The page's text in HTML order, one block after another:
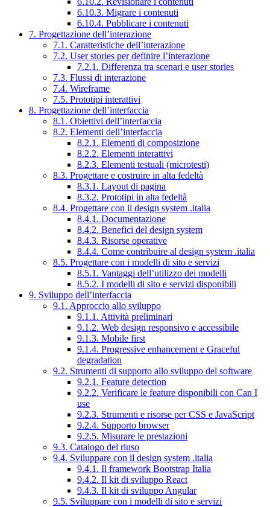
6.10.3. Migrare i contenuti
6.10.4. Pubblicare i contenuti
7. Progettazione dell’interazione
7.1. Caratteristiche dell’interazione
7.2. User stories per definire l’interazione
7.2.1. Differenza tra scenari e user stories
7.3. Flussi di interazione
7.4. Wireframe
7.5. Prototipi interattivi
8. Progettazione dell’interfaccia
8.1. Obiettivi dell’interfaccia
8.2. Elementi dell’interfaccia
8.2.1. Elementi di composizione
8.2.2. Elementi interattivi
8.2.3. Elementi testuali (microtesti)
8.3. Progettare e costruire in alta fedeltà
8.3.1. Layout di pagina
8.3.2. Prototipi in alta fedeltà
8.4. Progettare con il design system .italia
8.4.1. Documentazione
8.4.2. Benefici del design system
8.4.3. Risorse operative
8.4.4. Come contribuire al design system .italia
8.5. Progettare con i modelli di sito e servizi
8.5.1. Vantaggi dell’utilizzo dei modelli
8.5.2. I modelli di sito e servizi disponibili
9. Sviluppo dell’interfaccia
9.1. Approccio allo sviluppo
9.1.1. Attività preliminari
9.1.2. Web design responsivo e accessibile
9.1.3. Mobile first
9.1.4. Progressive enhancement e Graceful
degradation
9.2. Strumenti di supporto allo sviluppo del software
9.2.1. Feature detection
9.2.2. Verificare le feature disponibili con Can I
use
9.2.3. Strumenti e risorse per CSS e JavaScript
9.2.4. Supporto browser
9.2.5. Misurare le prestazioni
9.3. Catalogo del riuso
9.4. Sviluppare con il design system .italia
9.4.1. Il framework Bootstrap Italia
9.4.2. Il kit di sviluppo React
9.4.3. Il kit di sviluppo Angular
9.5. Sviluppare con i modelli di sito e servizi